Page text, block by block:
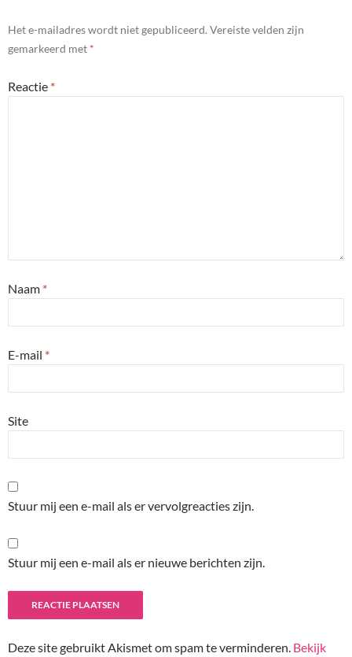
Het e-mailadres wordt niet gepubliceerd. Vereiste velden zijn
gemarkeerd met *
Reactie *
Naam *
E-mail *
Site
Stuur mij een e-mail als er vervolgreacties zijn.
Stuur mij een e-mail als er nieuwe berichten zijn.
Deze site gebruikt Akismet om spam te verminderen. Bekijk